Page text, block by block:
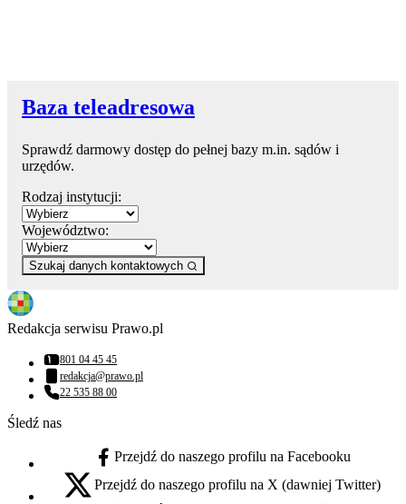
Baza teleadresowa
Sprawdź darmowy dostęp do pełnej bazy m.in. sądów i
urzędów.
Rodzaj instytucji:
Województwo:
Szukaj danych kontaktowych
Redakcja serwisu Prawo.pl
Numer telefonu:
801 04 45 45
Adres email:
redakcja@prawo.pl
Numer telefonu:
22 535 88 00
Śledź nas
facebook - otwiera się w nowej karcie
Przejdź do naszego profilu na Facebooku
x - otwiera się w nowej karcie
Przejdź do naszego profilu na X (dawniej Twitter)